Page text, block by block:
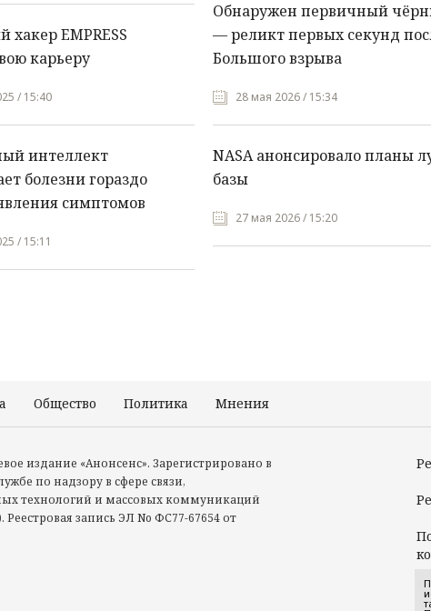
EMPRESS
карьеру
/ 15:40
интеллект
болезни гораздо
симптомов
/ 15:11
Обнаружен первичный
— реликт первых секунд
Большого взрыва
28 мая 2026 / 15:34
NASA анонсировало планы
базы
27 мая 2026 / 15:20
Общество Политика Мнения
издание «Анонсенс». Зарегистрировано в
по надзору в сфере связи,
технологий и массовых коммуникаций
запись ЭЛ No ФС77-67654 от